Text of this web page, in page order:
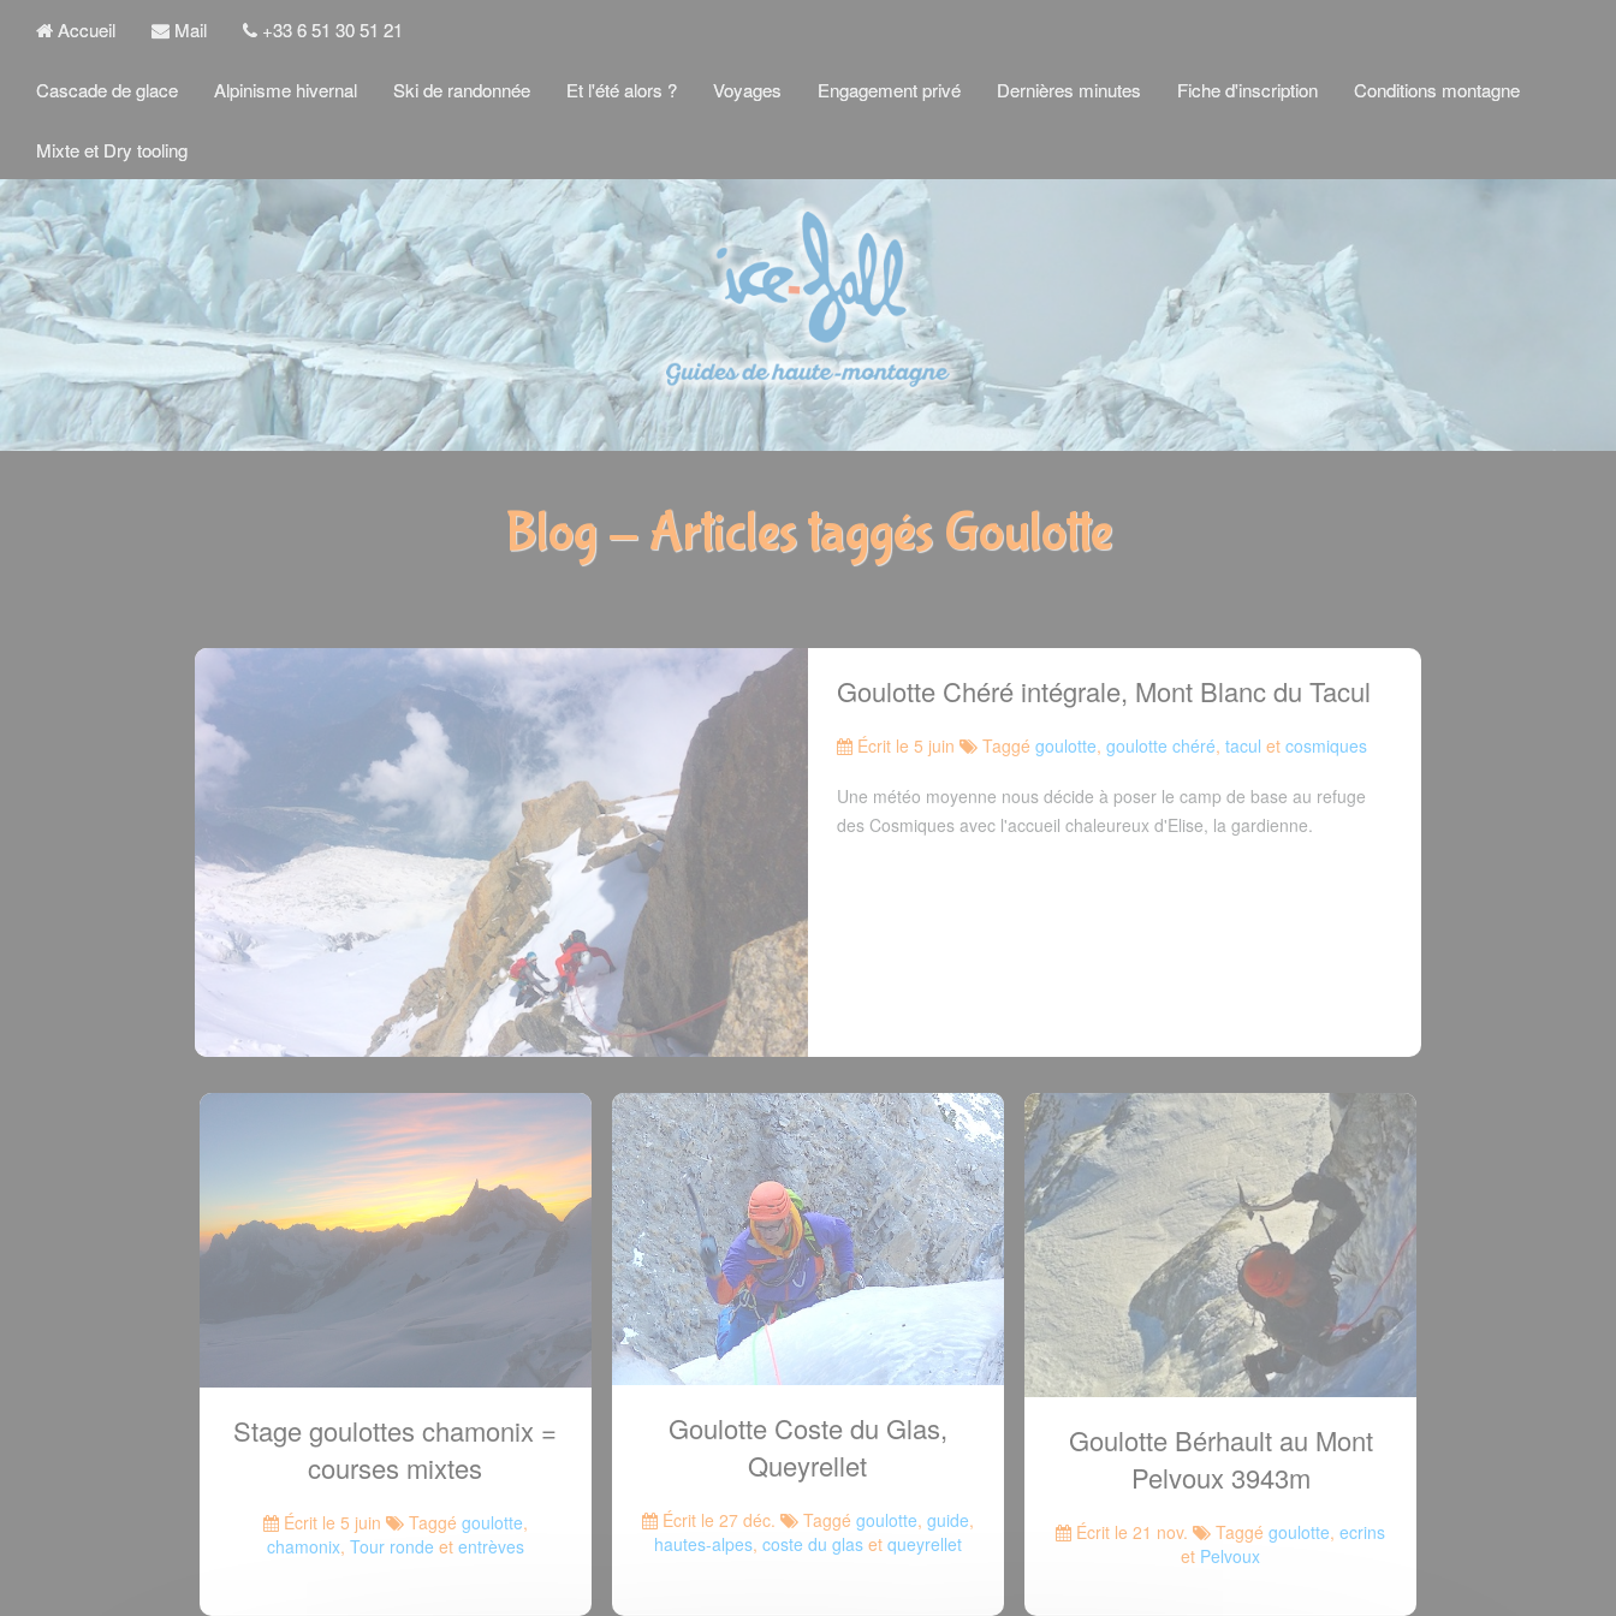
Accueil Mail +33 6 51 30 51 21
Cascade de glace Alpinisme hivernal Ski de randonnée Et l'été alors ? Voyages Engagement privé Dernières minutes Fiche d'inscription Conditions montagne
Mixte et Dry tooling
Blog - Articles taggés Goulotte
Goulotte Chéré intégrale, Mont Blanc du Tacul
Écrit le 5 juin Taggé goulotte, goulotte chéré, tacul et cosmiques
Une météo moyenne nous décide à poser le camp de base au refuge
des Cosmiques avec l'accueil chaleureux d'Elise, la gardienne.
Stage goulottes chamonix =
courses mixtes
Écrit le 5 juin Taggé goulotte,
chamonix, Tour ronde et entrèves
Goulotte Coste du Glas,
Queyrellet
Écrit le 27 déc. Taggé goulotte, guide,
hautes-alpes, coste du glaset queyrellet
Goulotte Bérhault au Mont
Pelvoux 3943m
Écrit le 21 nov. Taggégoulotte,ecrins
et Pelvoux